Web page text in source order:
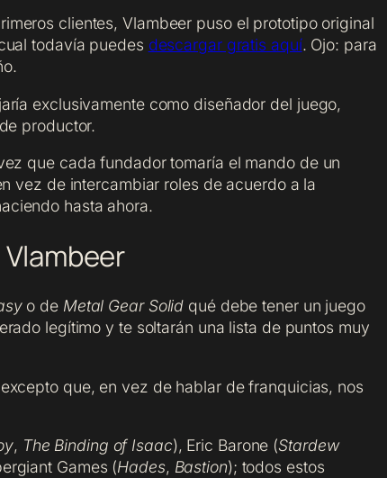
clientes, Vlambeer puso el prototipo original
todavía puedes descargar gratis aquí. Ojo: para
exclusivamente como diseñador del juego,
productor.
que cada fundador tomaría el mando de un
vez de intercambiar roles de acuerdo a la
hasta ahora.
o de Metal Gear Solid qué debe tener un juego
legítimo y te soltarán una lista de puntos muy
que, en vez de hablar de franquicias, nos
, The Binding of Isaac), Eric Barone (Stardew
Games (Hades, Bastion); todos estos